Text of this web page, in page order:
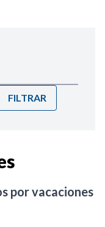
FILTRAR
porvacaciones